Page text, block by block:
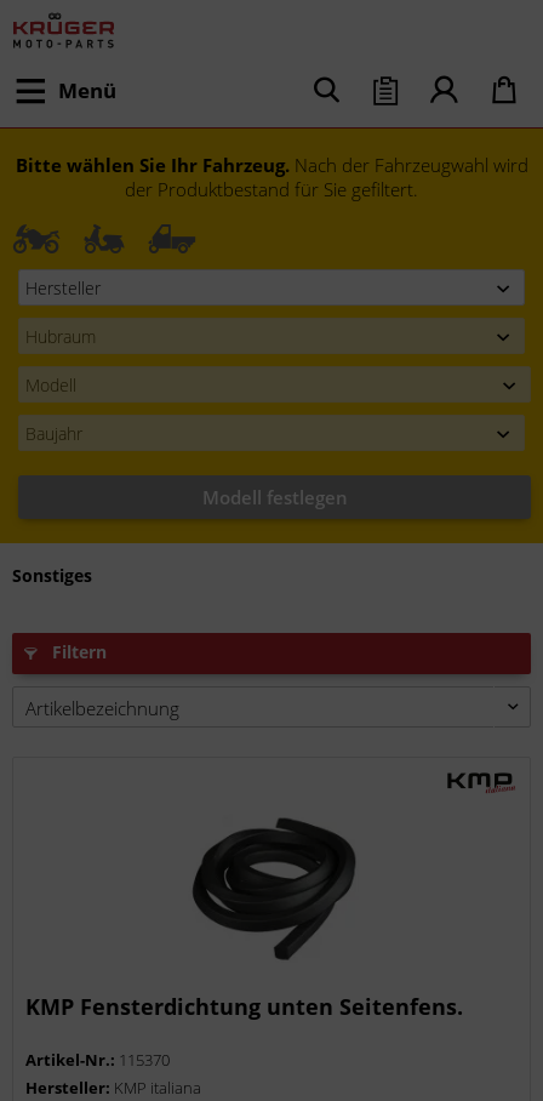
Menü
Bitte wählen Sie Ihr Fahrzeug. Nach der Fahrzeugwahl wird
der Produktbestand für Sie gefiltert.
Modell festlegen
Sonstiges
Filtern
KMP Fensterdichtung unten Seitenfens.
Artikel-Nr.: 115370
Hersteller: KMP italiana